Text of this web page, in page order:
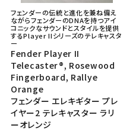
フェンダーの伝統と進化を兼ね備え
ながらフェンダーのDNAを持つアイ
コニックなサウンドとスタイルを提供
するPlayer IIシリーズのテレキャスタ
ー
Fender Player II
Telecaster®, Rosewood
Fingerboard, Rallye
Orange
フェンダー エレキギター プレ
イヤー2 テレキャスター ラリ
ーオレンジ